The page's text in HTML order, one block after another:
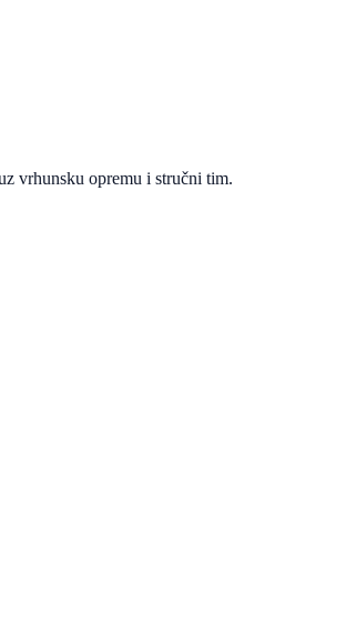
vrhunsku opremu i stručni tim.